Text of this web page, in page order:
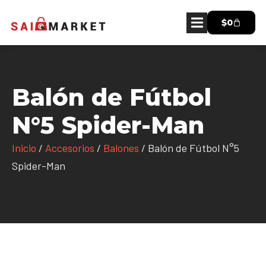
$0
Balón de Fútbol
N°5 Spider-Man
Inicio / Accesorios / Balones / Balón de Fútbol N°5
Spider-Man